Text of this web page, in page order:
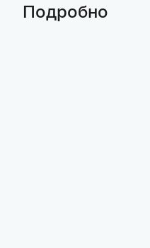
Подробно